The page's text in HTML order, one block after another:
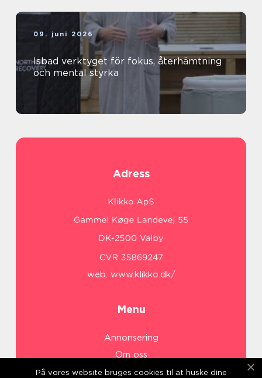
09. juni 2026
Isbad verktyget för fokus, återhämtning
och mental styrka
Adress
web: www.klikko.dk/
Menu
Annonsering
Om oss
Cookies
På vores website bruges cookies til at huske dine